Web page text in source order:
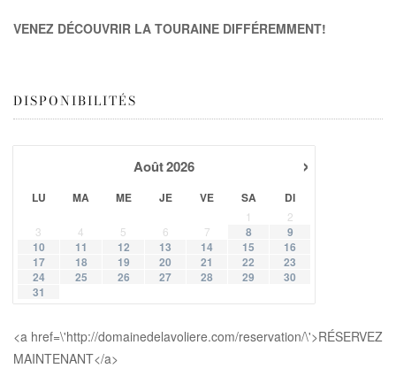
VENEZ DÉCOUVRIR LA TOURAINE DIFFÉREMMENT!
DISPONIBILITÉS
›
Août2026
LU MA ME JE VE SA DI
1
2
3
4 5 6 7 8
9
10
11 12 13 14 15
16
17
18 19 20 21 22
23
24
25 26 27 28 29
30
31
<a href=\'http://domainedelavoliere.com/reservation/\'>RÉSERVEZ
MAINTENANT</a>